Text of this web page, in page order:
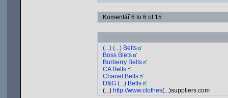
Komentář 6 to 6 of 15
(...) (...) Belts
Boss Blets
Burberry Belts
CA Belts
Chanel Belts
D&G (...) Belts
(...) http://www.clothes(...)suppliers.com